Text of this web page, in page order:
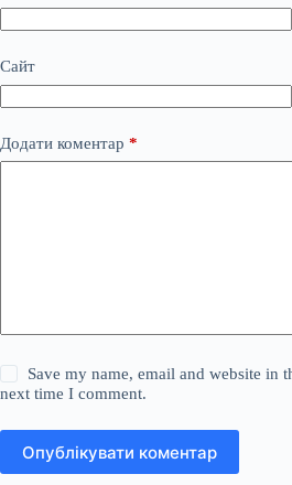
Сайт
Додати коментар *
Save my name, email and website in
next time I comment.
Опублікувати коментар